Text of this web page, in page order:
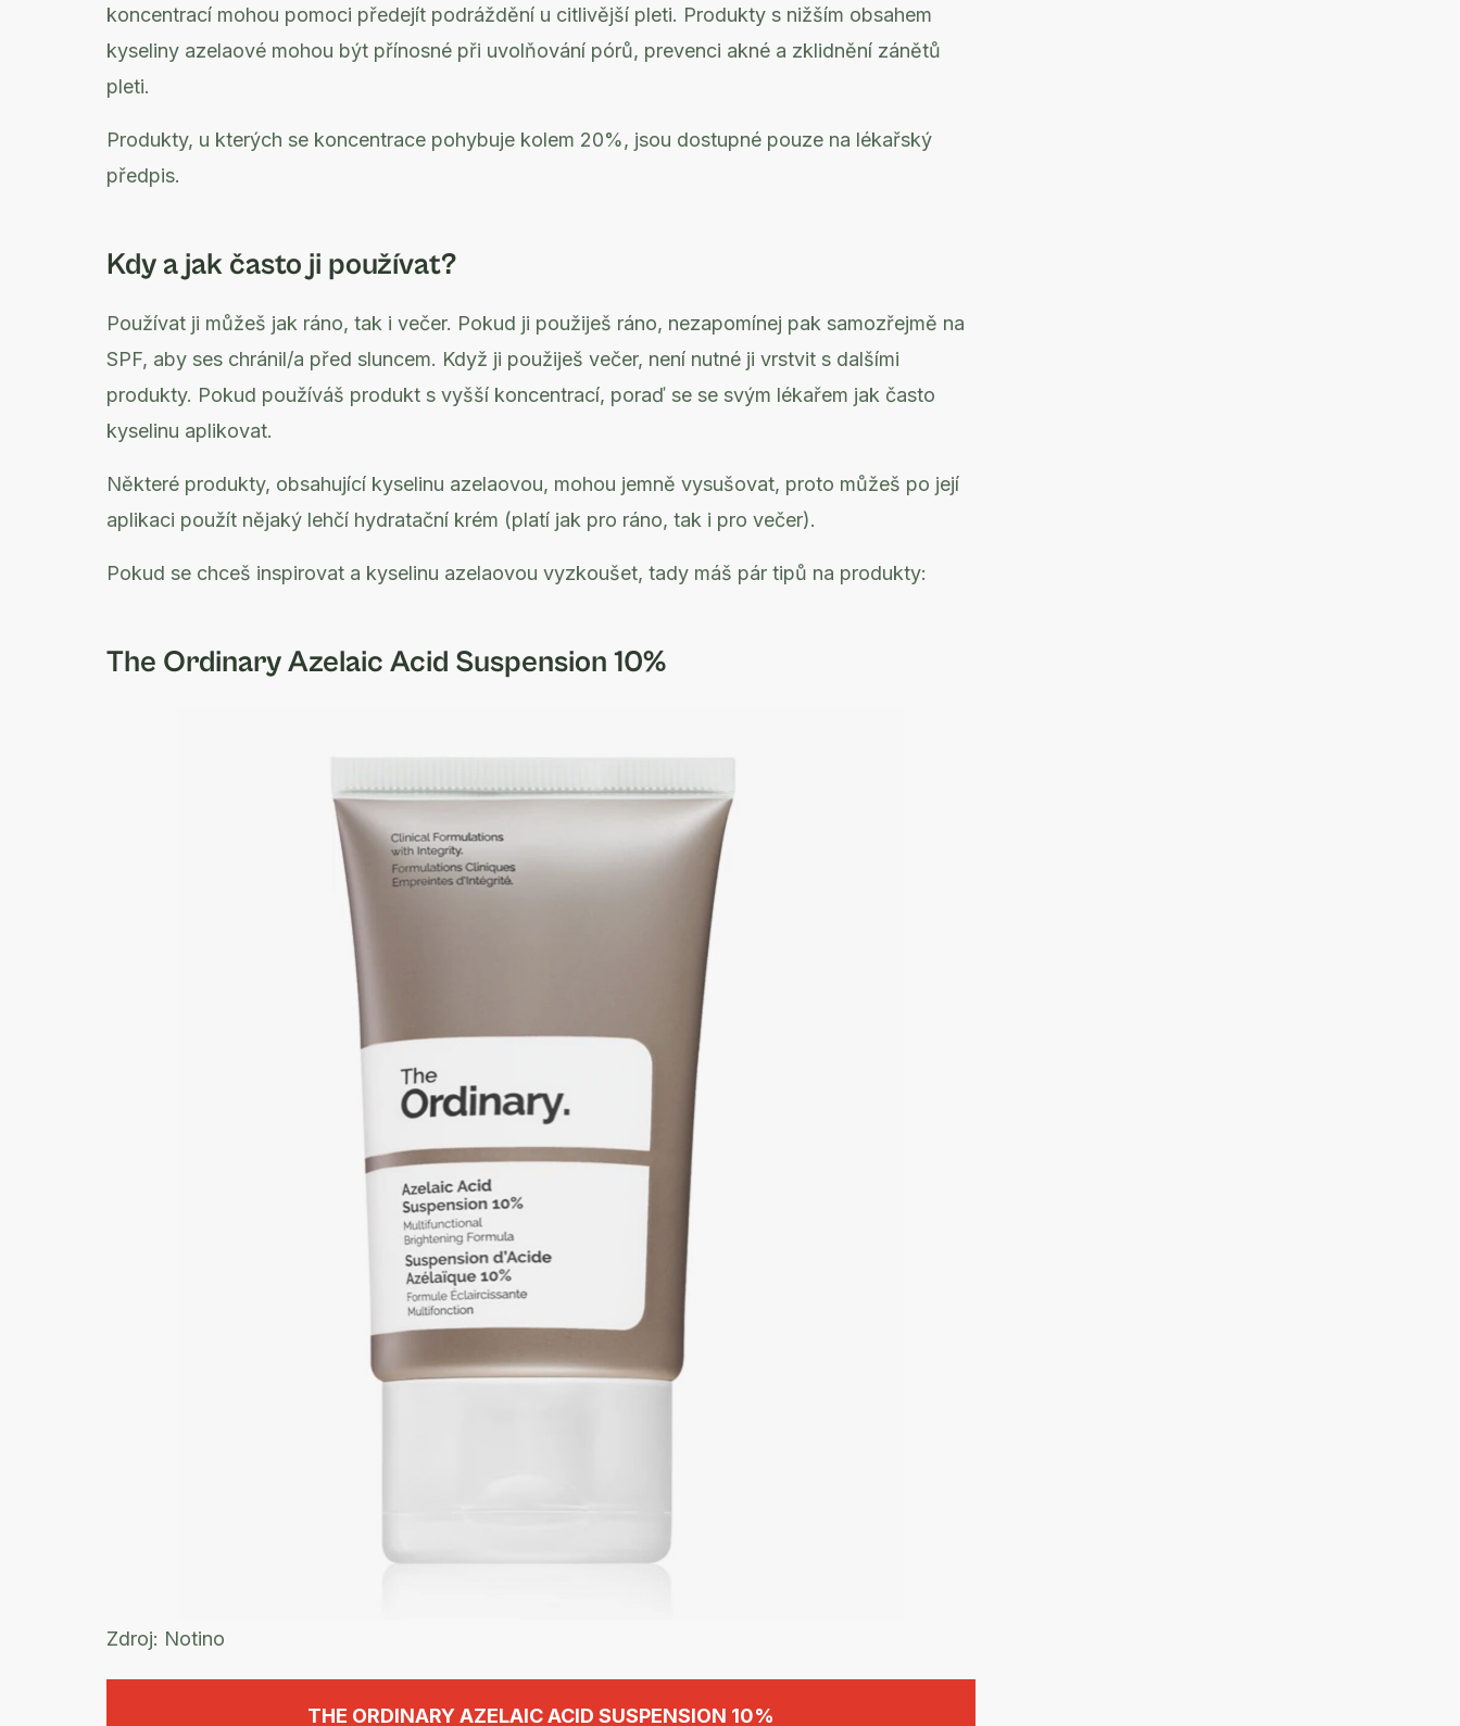
koncentrací mohou pomoci předejít podráždění u citlivější pleti. Produkty s nižším obsahem
kyseliny azelaové mohou být přínosné při uvolňování pórů, prevenci akné a zklidnění zánětů
pleti.
Produkty, u kterých se koncentrace pohybuje kolem 20%, jsou dostupné pouze na lékařský
předpis.
Kdy a jak často ji používat?
Používat ji můžeš jak ráno, tak i večer. Pokud ji použiješ ráno, nezapomínej pak samozřejmě na
SPF, aby ses chránil/a před sluncem. Když ji použiješ večer, není nutné ji vrstvit s dalšími
produkty. Pokud používáš produkt s vyšší koncentrací, poraď se se svým lékařem jak často
kyselinu aplikovat.
Některé produkty, obsahující kyselinu azelaovou, mohou jemně vysušovat, proto můžeš po její
aplikaci použít nějaký lehčí hydratační krém (platí jak pro ráno, tak i pro večer).
Pokud se chceš inspirovat a kyselinu azelaovou vyzkoušet, tady máš pár tipů na produkty:
The Ordinary Azelaic Acid Suspension 10%
Zdroj: Notino
THE ORDINARY AZELAIC ACID SUSPENSION 10%